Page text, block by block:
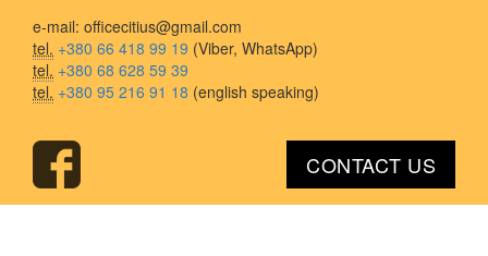
e-mail: officecitius@gmail.com
tel. +380 66 418 99 19 (Viber, WhatsApp)
tel. +380 68 628 59 39
tel. +380 95 216 91 18 (english speaking)
CONTACT US